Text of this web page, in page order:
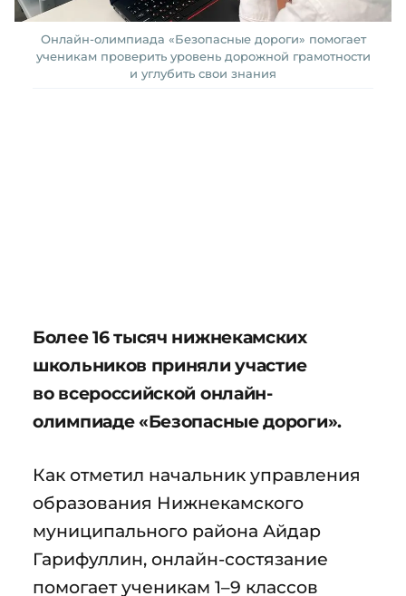
Онлайн-олимпиада «Безопасные дороги» помогает
ученикам проверить уровень дорожной грамотности
и углубить свои знания
Более 16 тысяч нижнекамских
школьников приняли участие
во всероссийской онлайн-
олимпиаде «Безопасные дороги».
Как отметил начальник управления
образования Нижнекамского
муниципального района Айдар
Гарифуллин, онлайн-состязание
помогает ученикам 1–9 классов